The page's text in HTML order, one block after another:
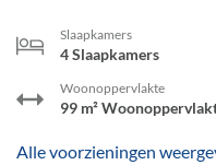
Slaapkamers
4 Slaapkamers
Woonoppervlakte
99 m²
Alle voorzieningen